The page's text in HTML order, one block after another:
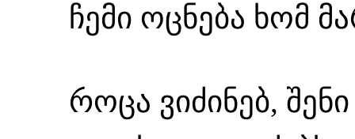
ჩემი ოცნება ხომ
როცა ვიძინებ,